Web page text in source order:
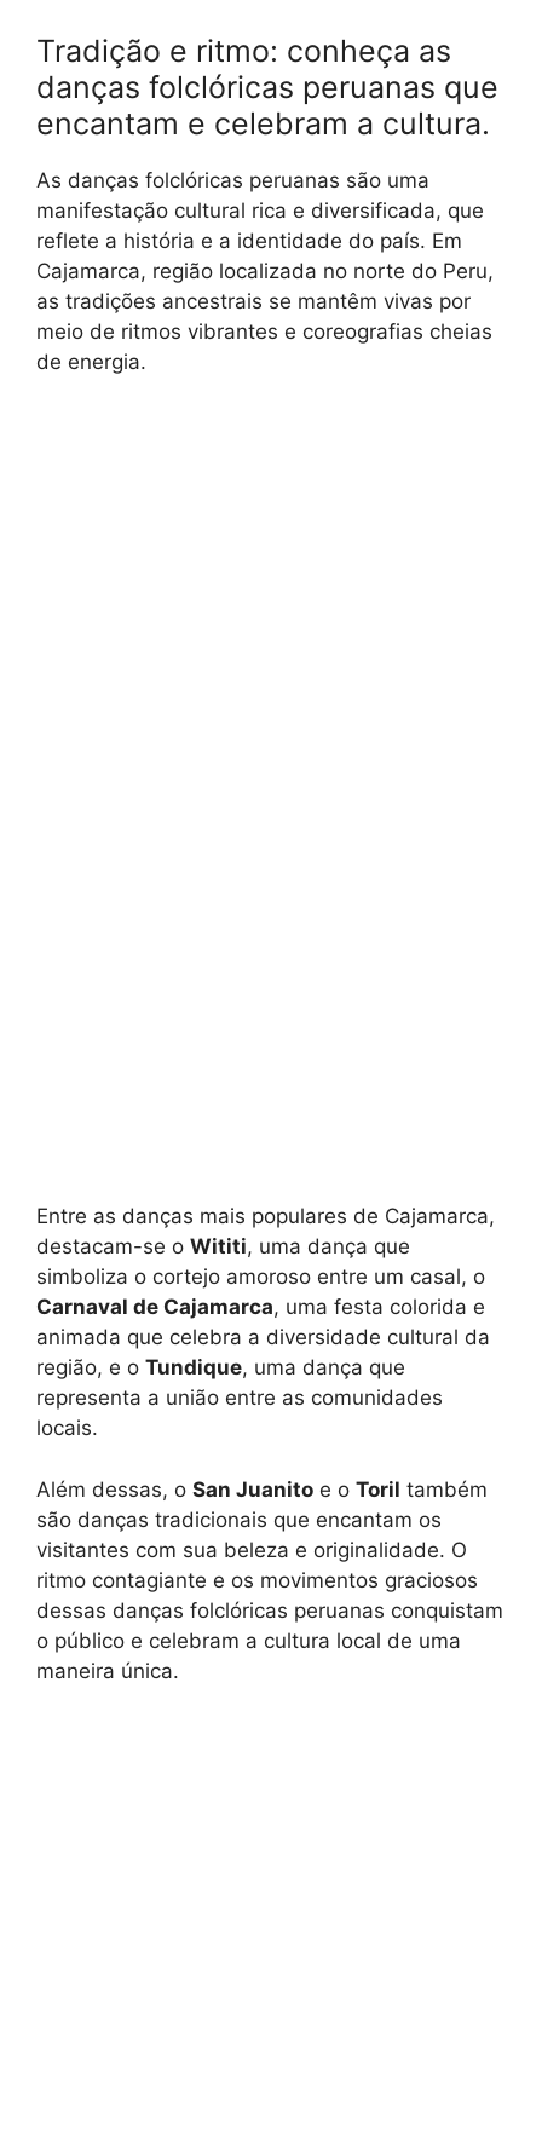
Tradição e ritmo: conheça as
danças folclóricas peruanas que
encantam e celebram a cultura.
As danças folclóricas peruanas são uma
manifestação cultural rica e diversificada, que
reflete a história e a identidade do país. Em
Cajamarca, região localizada no norte do Peru,
as tradições ancestrais se mantêm vivas por
meio de ritmos vibrantes e coreografias cheias
de energia.
Entre as danças mais populares de Cajamarca,
destacam-se o Wititi, uma dança que
simboliza o cortejo amoroso entre um casal, o
Carnaval de Cajamarca, uma festa colorida e
animada que celebra a diversidade cultural da
região, e o Tundique, uma dança que
representa a união entre as comunidades
locais.
Além dessas, o San Juanito e o Toril também
são danças tradicionais que encantam os
visitantes com sua beleza e originalidade. O
ritmo contagiante e os movimentos graciosos
dessas danças folclóricas peruanas conquistam
o público e celebram a cultura local de uma
maneira única.